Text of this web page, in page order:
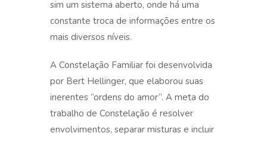
sim um sistema aberto, onde há uma
constante troca de informações entre os
mais diversos níveis.
A Constelação Familiar foi desenvolvida
por Bert Hellinger, que elaborou suas
inerentes “ordens do amor”. A meta do
trabalho de Constelação é resolver
envolvimentos, separar misturas e incluir